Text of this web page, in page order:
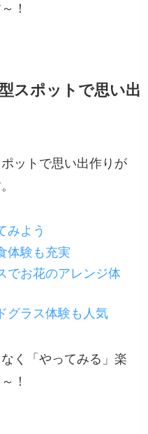
！
スポットで思い出
ットで思い出作りが
みよう
体験も充実
でお花のアレンジ体
グラス体験も人気
く「やってみる」楽
！